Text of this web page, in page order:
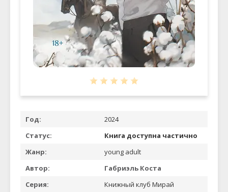
Год:
2024
Статус:
Книга доступна частично
Жанр:
young adult
Автор:
Габриэль Коста
Серия:
Книжный клуб Мирай